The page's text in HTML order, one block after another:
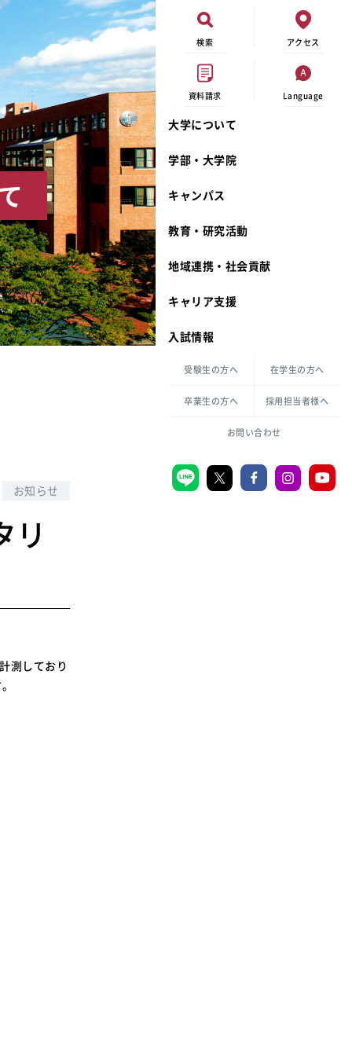
検索 アクセス
資料請求 Language
大学について
宮城学院 校歌
礼拝堂
カリキュラム・ポリシー
倫理憲章
ハラスメントの防止
共生のための多様性宣言
学部・大学院
生活文化デザイン学科
一般教育課程
キャンパス
奨学金
大学祭
キャンパスメンバーズ
教職センター
学芸員課程
図書館司書課程
教育・研究活動動物実験に関する情報公開
キリスト教文化研究所
生活環境科学研究所
地域連携・社会貢献
カリキュラム・入室方法
キャリア支援
入試情報
受験生の方へ 在学生の方へ
卒業生の方へ 採用担当者様へ
お問い合わせ
お知らせ
測しており